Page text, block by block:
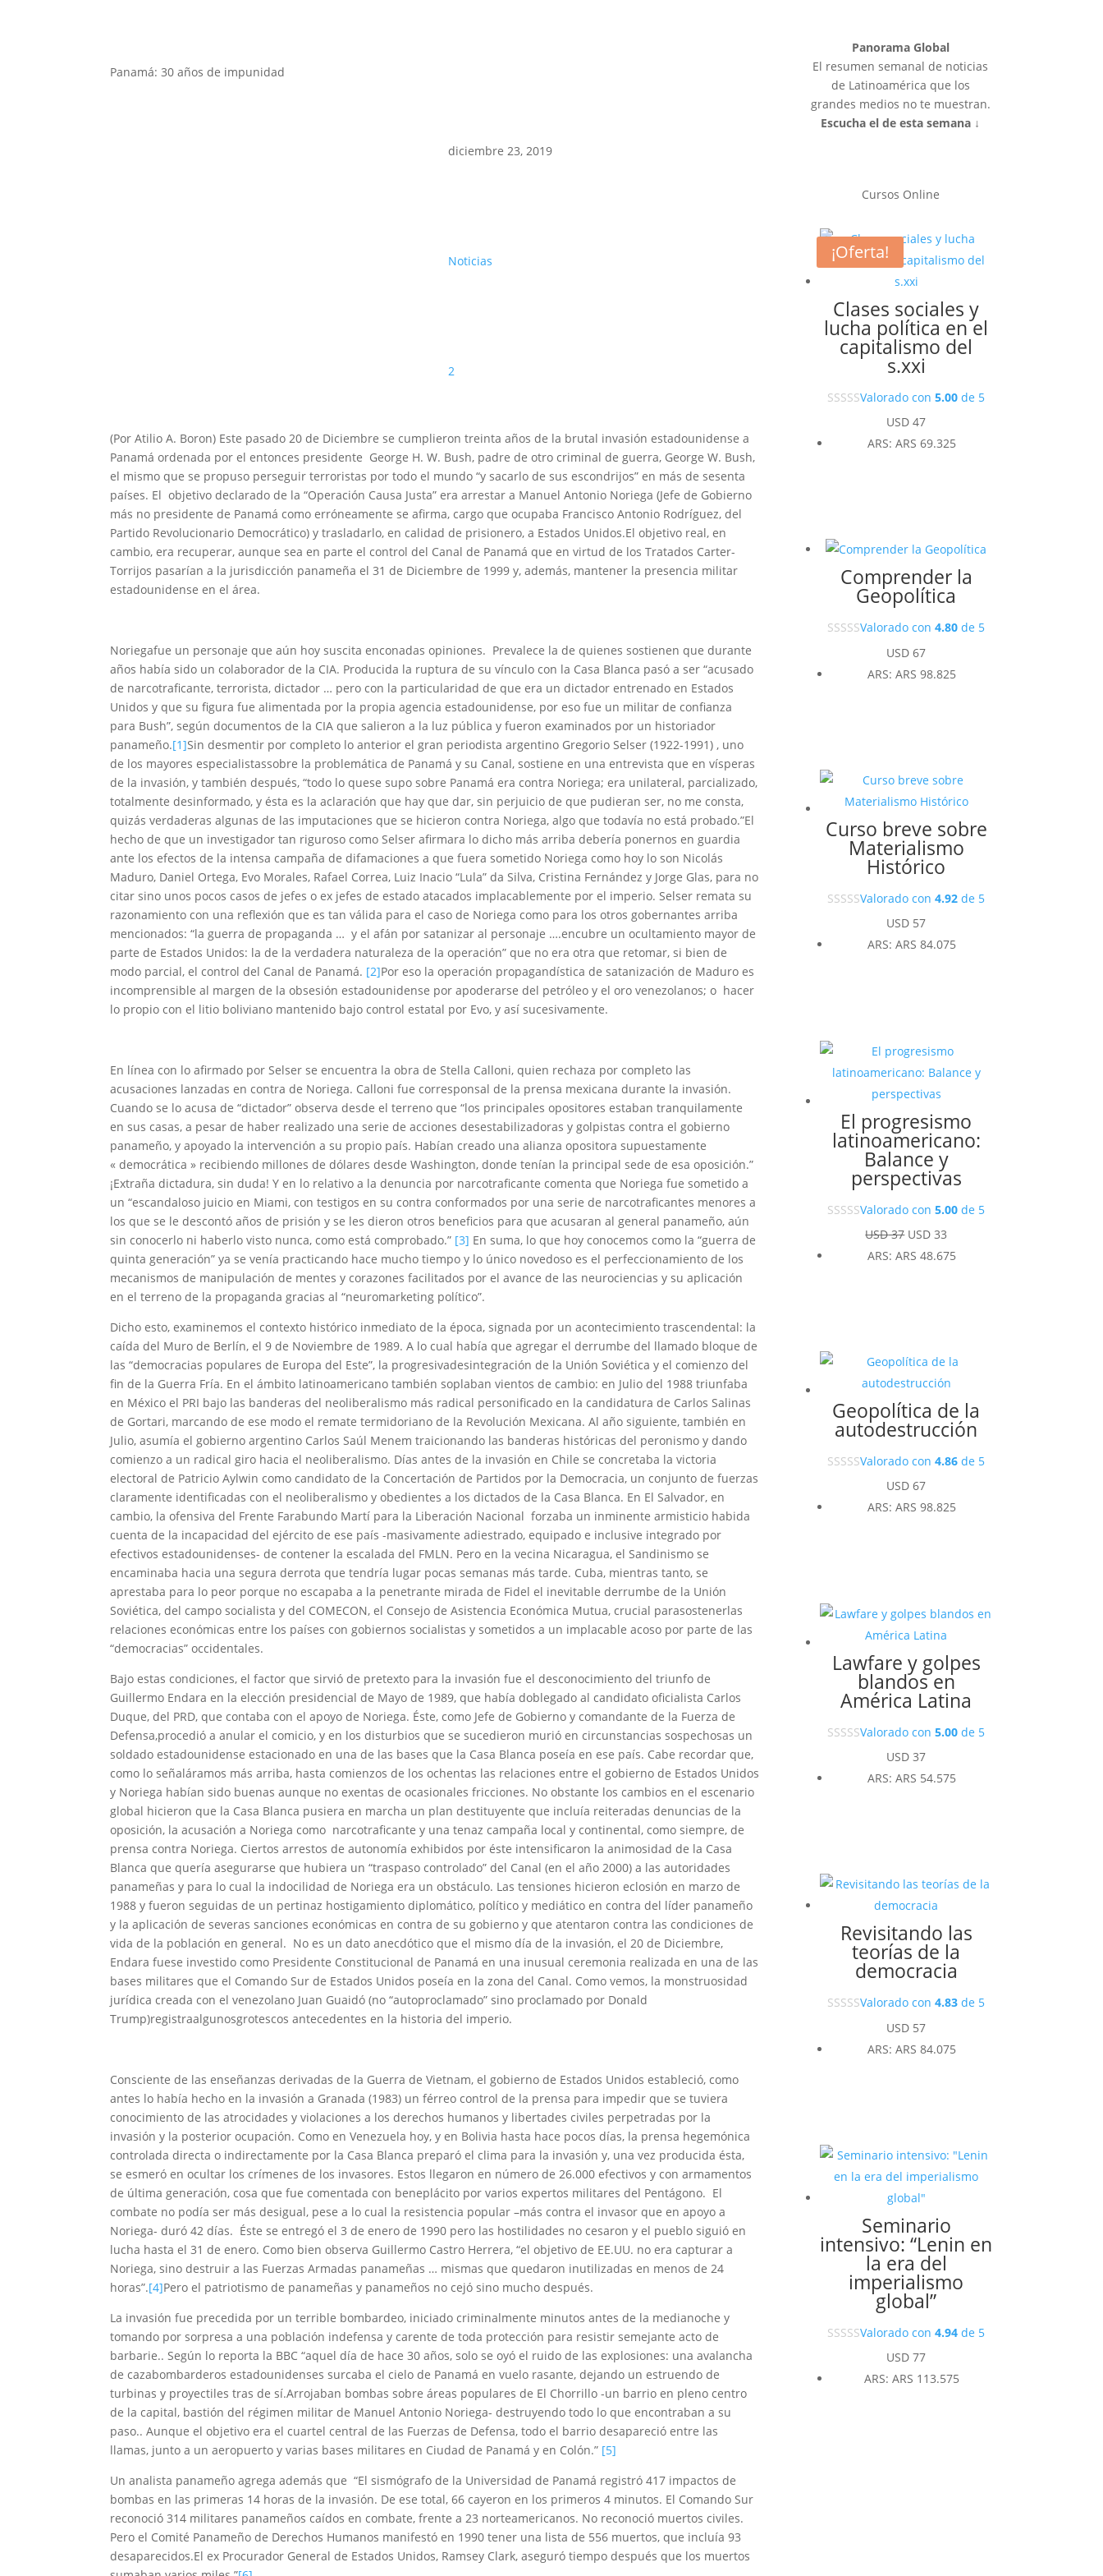
Panamá: 30 años de impunidad
diciembre 23, 2019
Noticias
2
(Por Atilio A. Boron) Este pasado 20 de Diciembre se cumplieron treinta años de la brutal invasión estadounidense a
Panamá ordenada por el entonces presidente George H. W. Bush, padre de otro criminal de guerra, George W. Bush,
el mismo que se propuso perseguir terroristas por todo el mundo “y sacarlo de sus escondrijos” en más de sesenta
países. El objetivo declarado de la “Operación Causa Justa” era arrestar a Manuel Antonio Noriega (Jefe de Gobierno
más no presidente de Panamá como erróneamente se afirma, cargo que ocupaba Francisco Antonio Rodríguez, del
Partido Revolucionario Democrático) y trasladarlo, en calidad de prisionero, a Estados Unidos.El objetivo real, en
cambio, era recuperar, aunque sea en parte el control del Canal de Panamá que en virtud de los Tratados Carter-
Torrijos pasarían a la jurisdicción panameña el 31 de Diciembre de 1999 y, además, mantener la presencia militar
estadounidense en el área.
Noriegafue un personaje que aún hoy suscita enconadas opiniones. Prevalece la de quienes sostienen que durante
años había sido un colaborador de la CIA. Producida la ruptura de su vínculo con la Casa Blanca pasó a ser “acusado
de narcotraficante, terrorista, dictador … pero con la particularidad de que era un dictador entrenado en Estados
Unidos y que su figura fue alimentada por la propia agencia estadounidense, por eso fue un militar de confianza
para Bush”, según documentos de la CIA que salieron a la luz pública y fueron examinados por un historiador
panameño.[1]Sin desmentir por completo lo anterior el gran periodista argentino Gregorio Selser (1922-1991) , uno
de los mayores especialistassobre la problemática de Panamá y su Canal, sostiene en una entrevista que en vísperas
de la invasión, y también después, “todo lo quese supo sobre Panamá era contra Noriega; era unilateral, parcializado,
totalmente desinformado, y ésta es la aclaración que hay que dar, sin perjuicio de que pudieran ser, no me consta,
quizás verdaderas algunas de las imputaciones que se hicieron contra Noriega, algo que todavía no está probado.”El
hecho de que un investigador tan riguroso como Selser afirmara lo dicho más arriba debería ponernos en guardia
ante los efectos de la intensa campaña de difamaciones a que fuera sometido Noriega como hoy lo son Nicolás
Maduro, Daniel Ortega, Evo Morales, Rafael Correa, Luiz Inacio “Lula” da Silva, Cristina Fernández y Jorge Glas, para no
citar sino unos pocos casos de jefes o ex jefes de estado atacados implacablemente por el imperio. Selser remata su
razonamiento con una reflexión que es tan válida para el caso de Noriega como para los otros gobernantes arriba
mencionados: “la guerra de propaganda … y el afán por satanizar al personaje ….encubre un ocultamiento mayor de
parte de Estados Unidos: la de la verdadera naturaleza de la operación” que no era otra que retomar, si bien de
modo parcial, el control del Canal de Panamá. [2]Por eso la operación propagandística de satanización de Maduro es
incomprensible al margen de la obsesión estadounidense por apoderarse del petróleo y el oro venezolanos; o hacer
lo propio con el litio boliviano mantenido bajo control estatal por Evo, y así sucesivamente.
En línea con lo afirmado por Selser se encuentra la obra de Stella Calloni, quien rechaza por completo las
acusaciones lanzadas en contra de Noriega. Calloni fue corresponsal de la prensa mexicana durante la invasión.
Cuando se lo acusa de “dictador” observa desde el terreno que “los principales opositores estaban tranquilamente
en sus casas, a pesar de haber realizado una serie de acciones desestabilizadoras y golpistas contra el gobierno
panameño, y apoyado la intervención a su propio país. Habían creado una alianza opositora supuestamente
« democrática » recibiendo millones de dólares desde Washington, donde tenían la principal sede de esa oposición.”
¡Extraña dictadura, sin duda! Y en lo relativo a la denuncia por narcotraficante comenta que Noriega fue sometido a
un “escandaloso juicio en Miami, con testigos en su contra conformados por una serie de narcotraficantes menores a
los que se le descontó años de prisión y se les dieron otros beneficios para que acusaran al general panameño, aún
sin conocerlo ni haberlo visto nunca, como está comprobado.” [3] En suma, lo que hoy conocemos como la “guerra de
quinta generación” ya se venía practicando hace mucho tiempo y lo único novedoso es el perfeccionamiento de los
mecanismos de manipulación de mentes y corazones facilitados por el avance de las neurociencias y su aplicación
en el terreno de la propaganda gracias al “neuromarketing político”.
Dicho esto, examinemos el contexto histórico inmediato de la época, signada por un acontecimiento trascendental: la
caída del Muro de Berlín, el 9 de Noviembre de 1989. A lo cual había que agregar el derrumbe del llamado bloque de
las “democracias populares de Europa del Este”, la progresivadesintegración de la Unión Soviética y el comienzo del
fin de la Guerra Fría. En el ámbito latinoamericano también soplaban vientos de cambio: en Julio del 1988 triunfaba
en México el PRI bajo las banderas del neoliberalismo más radical personificado en la candidatura de Carlos Salinas
de Gortari, marcando de ese modo el remate termidoriano de la Revolución Mexicana. Al año siguiente, también en
Julio, asumía el gobierno argentino Carlos Saúl Menem traicionando las banderas históricas del peronismo y dando
comienzo a un radical giro hacia el neoliberalismo. Días antes de la invasión en Chile se concretaba la victoria
electoral de Patricio Aylwin como candidato de la Concertación de Partidos por la Democracia, un conjunto de fuerzas
claramente identificadas con el neoliberalismo y obedientes a los dictados de la Casa Blanca. En El Salvador, en
cambio, la ofensiva del Frente Farabundo Martí para la Liberación Nacional forzaba un inminente armisticio habida
cuenta de la incapacidad del ejército de ese país -masivamente adiestrado, equipado e inclusive integrado por
efectivos estadounidenses- de contener la escalada del FMLN. Pero en la vecina Nicaragua, el Sandinismo se
encaminaba hacia una segura derrota que tendría lugar pocas semanas más tarde. Cuba, mientras tanto, se
aprestaba para lo peor porque no escapaba a la penetrante mirada de Fidel el inevitable derrumbe de la Unión
Soviética, del campo socialista y del COMECON, el Consejo de Asistencia Económica Mutua, crucial parasostenerlas
relaciones económicas entre los países con gobiernos socialistas y sometidos a un implacable acoso por parte de las
“democracias” occidentales.
Bajo estas condiciones, el factor que sirvió de pretexto para la invasión fue el desconocimiento del triunfo de
Guillermo Endara en la elección presidencial de Mayo de 1989, que había doblegado al candidato oficialista Carlos
Duque, del PRD, que contaba con el apoyo de Noriega. Éste, como Jefe de Gobierno y comandante de la Fuerza de
Defensa,procedió a anular el comicio, y en los disturbios que se sucedieron murió en circunstancias sospechosas un
soldado estadounidense estacionado en una de las bases que la Casa Blanca poseía en ese país. Cabe recordar que,
como lo señaláramos más arriba, hasta comienzos de los ochentas las relaciones entre el gobierno de Estados Unidos
y Noriega habían sido buenas aunque no exentas de ocasionales fricciones. No obstante los cambios en el escenario
global hicieron que la Casa Blanca pusiera en marcha un plan destituyente que incluía reiteradas denuncias de la
oposición, la acusación a Noriega como narcotraficante y una tenaz campaña local y continental, como siempre, de
prensa contra Noriega. Ciertos arrestos de autonomía exhibidos por éste intensificaron la animosidad de la Casa
Blanca que quería asegurarse que hubiera un “traspaso controlado” del Canal (en el año 2000) a las autoridades
panameñas y para lo cual la indocilidad de Noriega era un obstáculo. Las tensiones hicieron eclosión en marzo de
1988 y fueron seguidas de un pertinaz hostigamiento diplomático, político y mediático en contra del líder panameño
y la aplicación de severas sanciones económicas en contra de su gobierno y que atentaron contra las condiciones de
vida de la población en general. No es un dato anecdótico que el mismo día de la invasión, el 20 de Diciembre,
Endara fuese investido como Presidente Constitucional de Panamá en una inusual ceremonia realizada en una de las
bases militares que el Comando Sur de Estados Unidos poseía en la zona del Canal. Como vemos, la monstruosidad
jurídica creada con el venezolano Juan Guaidó (no “autoproclamado” sino proclamado por Donald
Trump)registraalgunosgrotescos antecedentes en la historia del imperio.
Consciente de las enseñanzas derivadas de la Guerra de Vietnam, el gobierno de Estados Unidos estableció, como
antes lo había hecho en la invasión a Granada (1983) un férreo control de la prensa para impedir que se tuviera
conocimiento de las atrocidades y violaciones a los derechos humanos y libertades civiles perpetradas por la
invasión y la posterior ocupación. Como en Venezuela hoy, y en Bolivia hasta hace pocos días, la prensa hegemónica
controlada directa o indirectamente por la Casa Blanca preparó el clima para la invasión y, una vez producida ésta,
se esmeró en ocultar los crímenes de los invasores. Estos llegaron en número de 26.000 efectivos y con armamentos
de última generación, cosa que fue comentada con beneplácito por varios expertos militares del Pentágono. El
combate no podía ser más desigual, pese a lo cual la resistencia popular –más contra el invasor que en apoyo a
Noriega- duró 42 días. Éste se entregó el 3 de enero de 1990 pero las hostilidades no cesaron y el pueblo siguió en
lucha hasta el 31 de enero. Como bien observa Guillermo Castro Herrera, “el objetivo de EE.UU. no era capturar a
Noriega, sino destruir a las Fuerzas Armadas panameñas … mismas que quedaron inutilizadas en menos de 24
horas”.[4]Pero el patriotismo de panameñas y panameños no cejó sino mucho después.
La invasión fue precedida por un terrible bombardeo, iniciado criminalmente minutos antes de la medianoche y
tomando por sorpresa a una población indefensa y carente de toda protección para resistir semejante acto de
barbarie.. Según lo reporta la BBC “aquel día de hace 30 años, solo se oyó el ruido de las explosiones: una avalancha
de cazabombarderos estadounidenses surcaba el cielo de Panamá en vuelo rasante, dejando un estruendo de
turbinas y proyectiles tras de sí.Arrojaban bombas sobre áreas populares de El Chorrillo -un barrio en pleno centro
de la capital, bastión del régimen militar de Manuel Antonio Noriega- destruyendo todo lo que encontraban a su
paso.. Aunque el objetivo era el cuartel central de las Fuerzas de Defensa, todo el barrio desapareció entre las
llamas, junto a un aeropuerto y varias bases militares en Ciudad de Panamá y en Colón.” [5]
Un analista panameño agrega además que “El sismógrafo de la Universidad de Panamá registró 417 impactos de
bombas en las primeras 14 horas de la invasión. De ese total, 66 cayeron en los primeros 4 minutos. El Comando Sur
reconoció 314 militares panameños caídos en combate, frente a 23 norteamericanos. No reconoció muertos civiles.
Pero el Comité Panameño de Derechos Humanos manifestó en 1990 tener una lista de 556 muertos, que incluía 93
desaparecidos.El ex Procurador General de Estados Unidos, Ramsey Clark, aseguró tiempo después que los muertos
Panorama Global
El resumen semanal de noticias
de Latinoamérica que los
grandes medios no te muestran.
Escucha el de esta semana ↓
Cursos Online
Clases sociales y
lucha política en el
capitalismo del
s.xxi
Valorado con5.00 de 5
USD 47
ARS:ARS 69.325
Comprender la
Geopolítica
Valorado con4.80 de 5
USD 67
ARS:ARS 98.825
Curso breve sobre
Materialismo
Histórico
Valorado con4.92 de 5
USD 57
ARS:ARS 84.075
¡Oferta!
El progresismo
latinoamericano:
Balance y
perspectivas
Valorado con5.00 de 5
USD37 El
precio
USD 33
precio
ARS:ARS 48.675
Geopolítica de la
autodestrucción
Valorado con4.86 de 5
USD 67
ARS:ARS 98.825
Lawfare y golpes
blandos en
América Latina
Valorado con5.00 de 5
USD 37
ARS:ARS 54.575
Revisitando las
teorías de la
democracia
Valorado con4.83 de 5
USD 57
ARS:ARS 84.075
Seminario
intensivo: “Lenin en
la era del
imperialismo
global”
Valorado con4.94 de 5
USD 77
ARS:ARS 113.575